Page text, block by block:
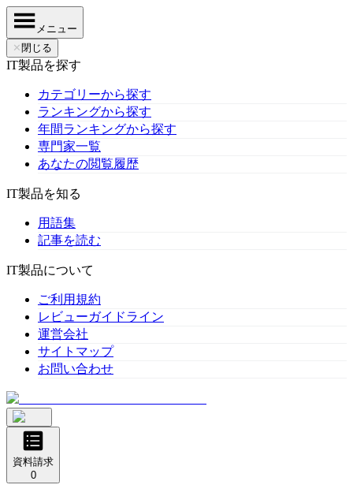
メニュー
✕ 閉じる
IT製品を探す
カテゴリーから探す
ランキングから探す
年間ランキングから探す
専門家一覧
あなたの閲覧履歴
IT製品を知る
用語集
記事を読む
IT製品について
ご利用規約
レビューガイドライン
運営会社
サイトマップ
お問い合わせ
資料請求
0